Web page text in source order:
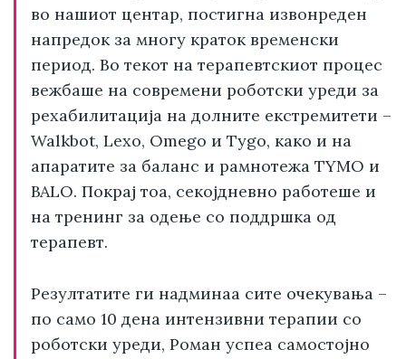
во нашиот центар, постигна извонреден
напредок за многу краток временски
период. Во текот на терапевтскиот процес
вежбаше на современи роботски уреди за
рехабилитација на долните екстремитети –
Walkbot, Lexo, Omego и Tygo, како и на
апаратите за баланс и рамнотежа TYMO и
BALO. Покрај тоа, секојдневно работеше и
на тренинг за одење со поддршка од
терапевт.
Резултатите ги надминаа сите очекувања –
по само 10 дена интензивни терапии со
роботски уреди, Роман успеа самостојно